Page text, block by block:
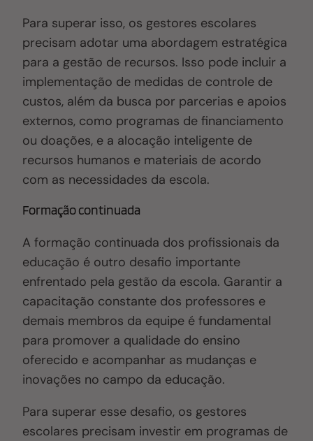
Para superar isso, os gestores escolares
precisam adotar uma abordagem estratégica
para a gestão de recursos. Isso pode incluir a
implementação de medidas de controle de
custos, além da busca por parcerias e apoios
externos, como programas de financiamento
ou doações, e a alocação inteligente de
recursos humanos e materiais de acordo
com as necessidades da escola.
Formação continuada
A formação continuada dos profissionais da
educação é outro desafio importante
enfrentado pela gestão da escola. Garantir a
capacitação constante dos professores e
demais membros da equipe é fundamental
para promover a qualidade do ensino
oferecido e acompanhar as mudanças e
inovações no campo da educação.
Para superar esse desafio, os gestores
escolares precisam investir em programas de